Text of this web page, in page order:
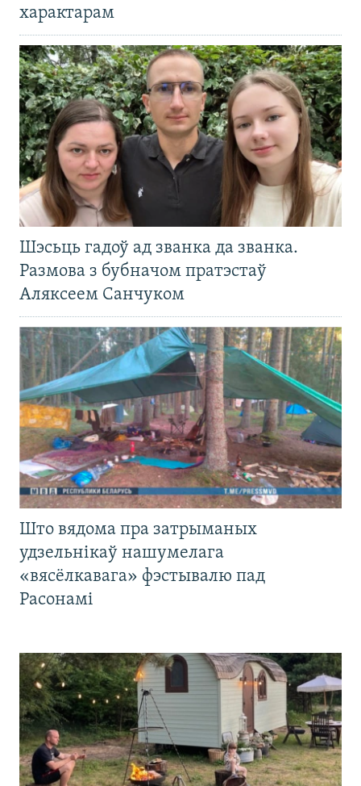
характарам
Шэсьць гадоў ад званка да званка.
Размова з бубначом пратэстаў
Аляксеем Санчуком
Што вядома пра затрыманых
удзельнікаў нашумелага
«вясёлкавага» фэстывалю пад
Расонамі